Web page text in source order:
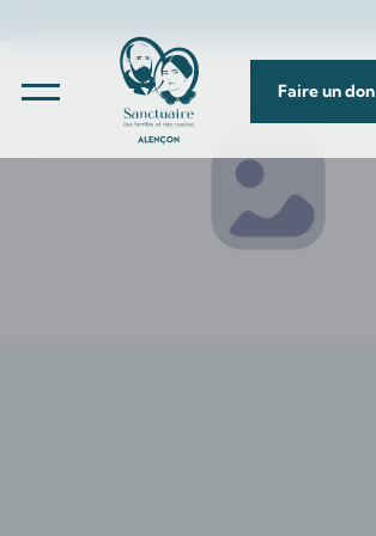
Faire un don